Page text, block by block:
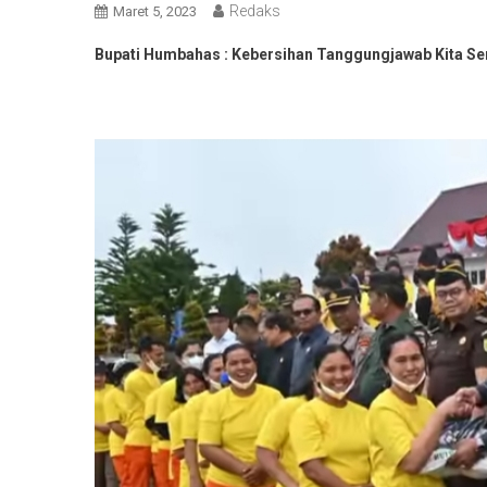
Maret 5, 2023 Redaks
Bupati Humbahas : Kebersihan Tanggungjawab Kita